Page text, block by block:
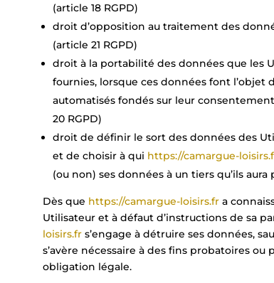
(article 18 RGPD)
droit d’opposition au traitement des
(article 21 RGPD)
droit à la portabilité des données que les
fournies, lorsque ces données font l’objet
automatisés fondés sur leur
20 RGPD)
droit de définir le sort des données des
et de choisir à qui https://camargue-
(ou non) ses données à un tiers qu’ils
Dès que https://camargue-loisirs.fr a
Utilisateur et à défaut d’instructions de sa
loisirs.fr s’engage à détruire ses données,
s’avère nécessaire à des fins probatoires ou
obligation légale.